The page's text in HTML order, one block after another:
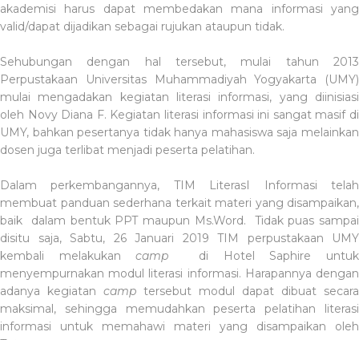
akademisi harus dapat membedakan mana informasi yang
valid/dapat dijadikan sebagai rujukan ataupun tidak.
Sehubungan dengan hal tersebut, mulai tahun 2013
Perpustakaan Universitas Muhammadiyah Yogyakarta (UMY)
mulai mengadakan kegiatan literasi informasi, yang diinisiasi
oleh Novy Diana F. Kegiatan literasi informasi ini sangat masif di
UMY, bahkan pesertanya tidak hanya mahasiswa saja melainkan
dosen juga terlibat menjadi peserta pelatihan.
Dalam perkembangannya, TIM LiterasI Informasi telah
membuat panduan sederhana terkait materi yang disampaikan,
baik dalam bentuk PPT maupun Ms.Word. Tidak puas sampai
disitu saja, Sabtu, 26 Januari 2019 TIM perpustakaan UMY
kembali melakukancamp di Hotel Saphire
untuk
menyempurnakan modul literasi informasi. Harapannya dengan
adanya kegiatan camp tersebut modul dapat dibuat secara
maksimal, sehingga memudahkan peserta pelatihan literasi
informasi untuk memahawi materi yang disampaikan oleh